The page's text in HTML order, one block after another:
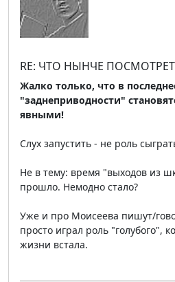
RE: ЧТО НЫНЧЕ
Жалко только, что в
"заднеприводности"
явными!
Слух запустить - не роль
Не в тему: время "выходов из
прошло. Немодно стало?
Уже и про Моисеева пишут/
просто играл роль "голубого",
жизни встала.